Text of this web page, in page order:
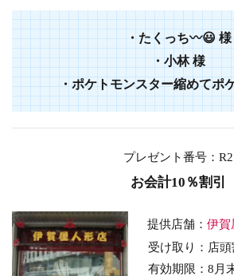
・たくっち〰️😃様
・小林様
・ポケトモンスター縮めてポ
プレゼント番号：R2
お会計10％割引
提供店舗：伊賀
受け取り：店頭
有効期限：8 月